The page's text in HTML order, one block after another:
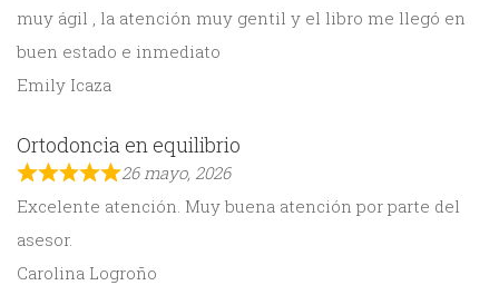
muy ágil , la atención muy gentil y el libro me llegó en
buen estado e inmediato
Emily Icaza
Ortodoncia en equilibrio
26 mayo, 2026
Excelente atención. Muy buena atención por parte del
asesor.
Carolina Logroño